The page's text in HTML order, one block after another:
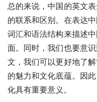
总的来说，中国的英文
的联系和区别。在表达
词汇和语法结构来描述
面。同时，我们也要意
文，我们可以更好地了
的魅力和文化底蕴。因
化具有重要意义。